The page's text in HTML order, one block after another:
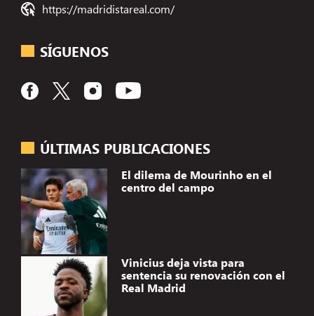
ÚLTIMAS PUBLICACIONES
El dilema de Mourinho en el
centro del campo
Vinicius deja vista para
sentencia su renovación con el
Real Madrid
https://madridistareal.com/
SÍGUENOS